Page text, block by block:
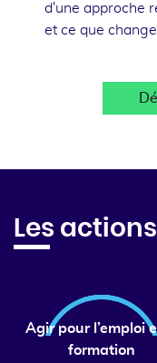
d'une approche
et ce que
Les
Agir pour l’emploi
formation